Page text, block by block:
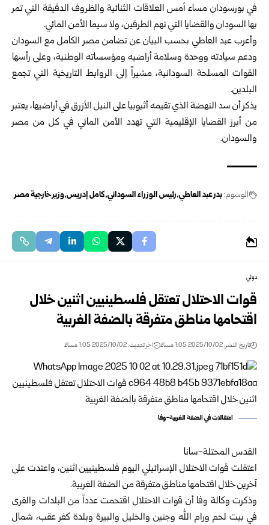
في بورسودان مساء أمس العلاقات الثنائية والظروف الدقيقة التي تمر
بها السودان والقضايا التي تهم الطرفين، ولا سيما الأمن المائي.
وأعرب عبد العاطي بحسب البيان عن تضامن مصر الكامل مع السودان
ودعم سيادته ووحدة وسلامة أراضيه ومؤسساته الوطنية، وعلى رأسها
القوات المسلحة السودانية، مشيراً إلى الروابط التاريخية التي تجمع
البلدين.
يذكر أن سد النهضة الذي تقيمه أثيوبيا على النيل الأزرق في أراضيها، يعتبر
من أبرز القضايا الإقليمية التي تهدد الأمن المائي في كل من مصر
والسودان.
الوسوم:بدر عبد العاطي رئيس الوزراء السوداني كامل إدريس وزير خارجية مصر
دولي
قوات الاحتلال تعتقل فلسطينيين اثنين خلال
اقتحامها مناطق متفرقة بالضفة الغربية
تاريخ النشر: 2025/10/02 1:05 مساءً اخر تحديث: 2025/10/02 1:05 مساءً
اعتقالات في الضفة الغربية-وفا
القدس المحتلة-سانا
اعتقلت قوات الاحتلال الإسرائيلي اليوم فلسطينيين اثنين، واعتدت على
آخرين خلال اقتحامها مناطق متفرقة من الضفة الغربية.
وذكرت وكالة وفا أن قوات الاحتلال اقتحمت عدداً من البلدات والقرى
في بيت لحم ورام الله وجنين والخليل والبيرة وبلدة كفر عقب، شمال